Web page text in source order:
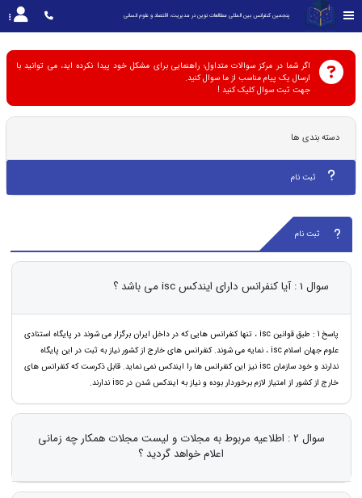
پنجمین کنفرانس بین المللی مطالعات نوین در مدیریت، اقتصاد و علوم انسانی
اگر شما در مرکز سوالات متداول؛ راهنمایی برای مشکل خود پیدا نکرده اید، می توانید با
ارسال یک پیام مناسب از ما سوال کنید.
جهت ثبت سوال کلیک کنید !
دسته بندی ها
ثبت نام
ثبت نام
سوال 1 : آیا کنفرانس دارای ایندکس isc می باشد ؟
پاسخ 1 : طبق قوانین isc ، تنها کنفرانس هایی که در داخل ایران برگزار می شوند در پایگاه استنادی
علوم جهان اسلام isc ، نمایه می شوند. کنفرانس های خارج از کشور نیاز به ثبت در این پایگاه
ندارند و خود سازمان isc نیز این کنفرانس ها را ایندکس نمی نماید. قابل ذکرست که کنفرانس های
خارج از کشور از امتیاز لازم برخوردار بوده و نیاز به ایندکس شدن در isc ندارند.
سوال 2 : اطلاعیه مربوط به مجلات و لیست مجلات همکار چه زمانی
اعلام خواهد گردید ؟